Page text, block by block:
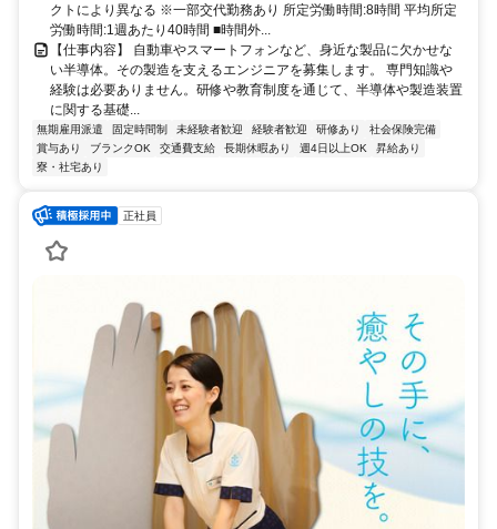
クトにより異なる ※一部交代勤務あり 所定労働時間:8時間 平均所定
労働時間:1週あたり40時間 ■時間外...
【仕事内容】 自動車やスマートフォンなど、身近な製品に欠かせな
い半導体。その製造を支えるエンジニアを募集します。 専門知識や
経験は必要ありません。研修や教育制度を通じて、半導体や製造装置
に関する基礎...
無期雇用派遣 固定時間制 未経験者歓迎 経験者歓迎 研修あり
社会保険完備
賞与あり
ブランクOK 交通費支給 長期休暇あり 週4日以上OK
昇給あり
寮・社宅あり
正社員